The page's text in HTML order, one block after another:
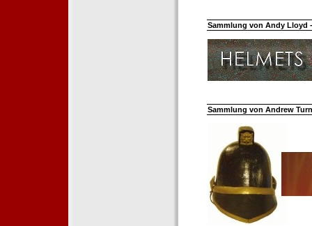
Sammlung von Andy Lloyd
Sammlung von Andrew